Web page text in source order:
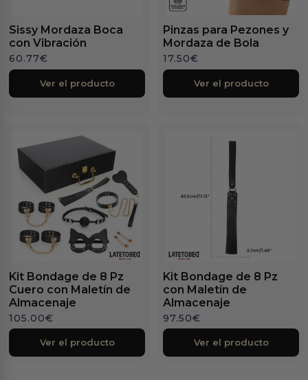
Sissy Mordaza Boca
con Vibración
60.77€
Ver el producto
Pinzas para Pezones y
Mordaza de Bola
17.50€
Ver el producto
Kit Bondage de 8 Pz
Cuero con Maletín de
Almacenaje
105.00€
Ver el producto
Kit Bondage de 8 Pz
con Maletín de
Almacenaje
97.50€
Ver el producto